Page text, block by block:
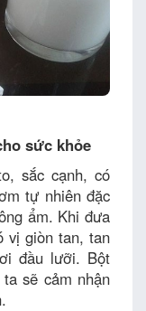
sức khỏe
sắc cạnh, có
tự nhiên đặc
ẩm. Khi đưa
vị giòn tan, tan
đầu lưỡi. Bột
sẽ cảm nhận